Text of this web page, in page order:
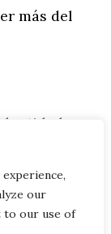
our
to our use of
más del
Laurie